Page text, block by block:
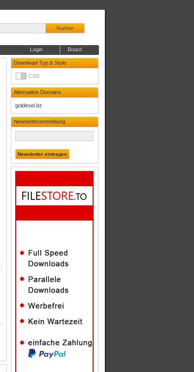
Suchen
Board
Login
Download-Typ & Style
CSS
Alternative Domains
goldesel.bz
Newsletteranmeldung